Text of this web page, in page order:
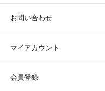
お問い合わせ
マイアカウント
会員登録